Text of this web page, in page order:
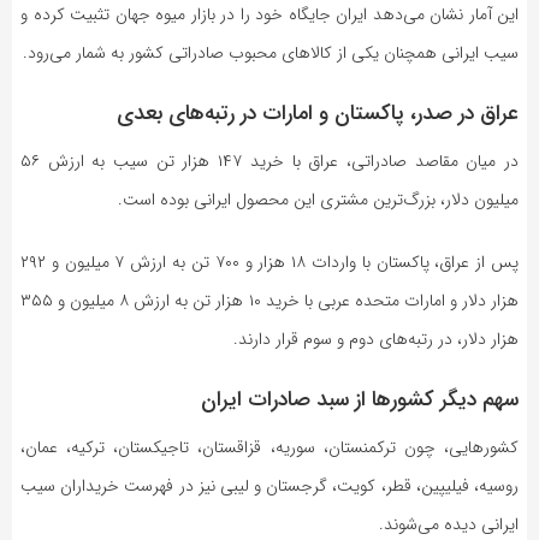
این آمار نشان می‌دهد ایران جایگاه خود را در بازار میوه جهان تثبیت کرده و
سیب ایرانی همچنان یکی از کالا‌های محبوب صادراتی کشور به شمار می‌رود.
عراق در صدر، پاکستان و امارات در رتبه‌های بعدی
در میان مقاصد صادراتی، عراق با خرید ۱۴۷ هزار تن سیب به ارزش ۵۶
میلیون دلار، بزرگ‌ترین مشتری این محصول ایرانی بوده است.
پس از عراق، پاکستان با واردات ۱۸ هزار و ۷۰۰ تن به ارزش ۷ میلیون و ۲۹۲
هزار دلار و امارات متحده عربی با خرید ۱۰ هزار تن به ارزش ۸ میلیون و ۳۵۵
هزار دلار، در رتبه‌های دوم و سوم قرار دارند.
سهم دیگر کشور‌ها از سبد صادرات ایران
کشورهایی، چون ترکمنستان، سوریه، قزاقستان، تاجیکستان، ترکیه، عمان،
روسیه، فیلیپین، قطر، کویت، گرجستان و لیبی نیز در فهرست خریداران سیب
ایرانی دیده می‌شوند.